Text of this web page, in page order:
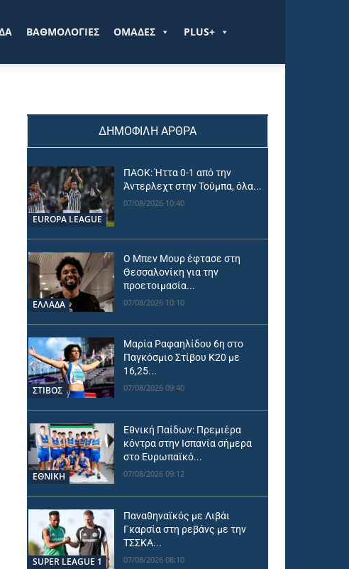
ΒΑΘΜΟΛΟΓΙΕΣ ΟΜΑΔΕΣ PLUS+
ΔΗΜΟΦΙΛΗ ΑΡΘΡΑ
EUROPA LEAGUE
ΠΑΟΚ: Ήττα 0-1 από την
Άντερλεχτ στην Τούμπα, όλα...
07/08/2026 10:40
ΕΛΛΑΔΑ
Ο Μπεν Μουρ έφτασε στη
Θεσσαλονίκη για την
προετοιμασία...
07/08/2026 10:10
ΣΤΙΒΟΣ
Μαρία Ραφαηλίδου 6η στο
Παγκόσμιο Στίβου Κ20 με
16,25...
07/08/2026 09:40
ΕΘΝΙΚΉ
Εθνική Παίδων: Πρεμιέρα
κόντρα στην Ισπανία σήμερα
στο Ευρωπαϊκό...
07/08/2026 09:12
SUPER LEAGUE 1
Παναθηναϊκός με Λιβάι
Γκαρσία στη ρεβάνς με την
ΤΣΣΚΑ...
07/08/2026 08:10